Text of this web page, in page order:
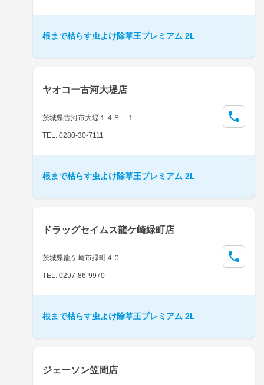
根まで枯らす虫よけ除草王プレミアム 2L
ヤオコー古河大堤店
茨城県古河市大堤１４８－１
TEL: 0280-30-7111
根まで枯らす虫よけ除草王プレミアム 2L
ドラッグセイムス龍ケ崎緑町店
茨城県龍ケ崎市緑町４０
TEL: 0297-86-9970
根まで枯らす虫よけ除草王プレミアム 2L
ジェーソン笠間店